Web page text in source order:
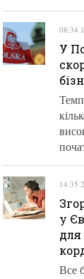
08:34
У
14:35
у
для
Все